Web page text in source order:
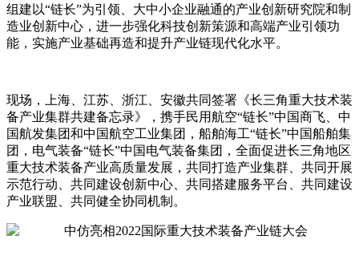
组建以“链长”为引领、大中小企业融通的产业创新研究院和制
造业创新中心，进一步强化科技创新策源和高端产业引领功
能，实施产业基础再造和提升产业链现代化水平。
现场，上海、江苏、浙江、安徽共同签署《长三角重大技术装
备产业集群共建备忘录》，携手民用航空“链长”中国商飞、中
国航发集团和中国航空工业集团，船舶海工“链长”中国船舶集
团，电气装备“链长”中国电气装备集团，全面促进长三角地区
重大技术装备产业高质量发展，共同打造产业集群、共同开展
示范行动、共同建设创新中心、共同搭建服务平台、共同建设
产业联盟、共同健全协同机制。